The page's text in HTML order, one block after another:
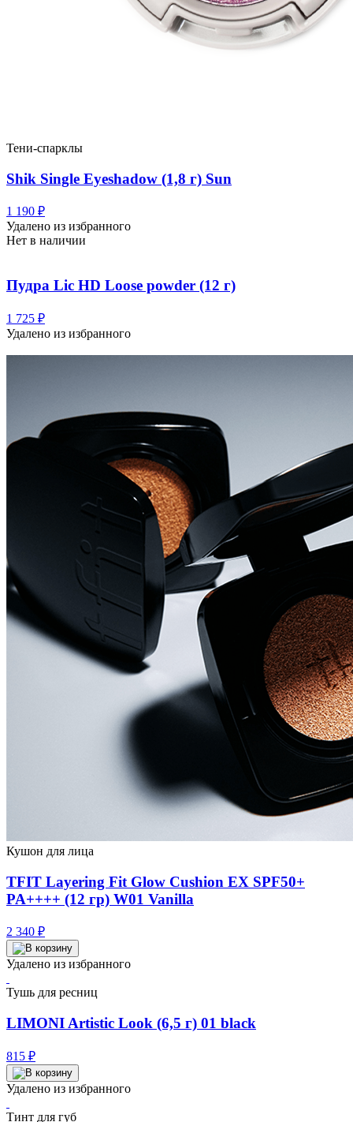
Тени-спарклы
Shik Single Eyeshadow (1,8 г) Sun
1 190 ₽
Удалено из избранного
Нет в наличии
Пудра Lic HD Loose powder (12 г)
1 725 ₽
Удалено из избранного
Кушон для лица
TFIT Layering Fit Glow Cushion EX SPF50+
PA++++ (12 гр) W01 Vanilla
2 340 ₽
Удалено из избранного
Тушь для ресниц
LIMONI Artistic Look (6,5 г) 01 black
815 ₽
Удалено из избранного
Тинт для губ